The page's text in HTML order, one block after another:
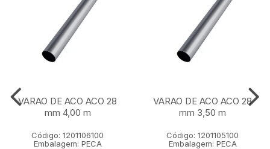
VARAO DE ACO ACO 28
mm 4,00 m
Código: 1201106100
Embalagem: PECA
VARAO DE ACO ACO 28
mm 3,50 m
Código: 1201105100
Embalagem: PECA